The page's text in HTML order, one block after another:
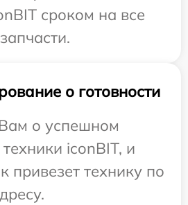
сроком на все
о готовности
о успешном
iconBIT, и
привезет технику по